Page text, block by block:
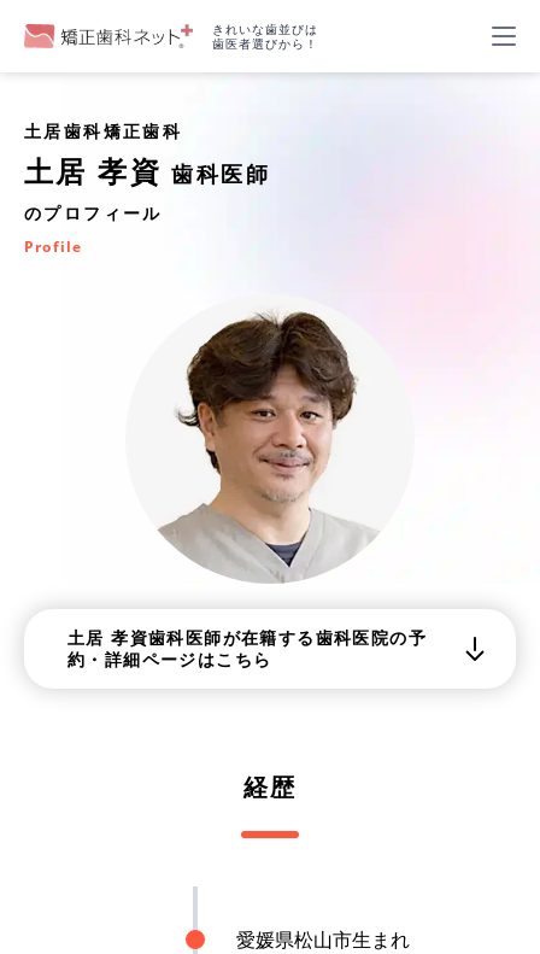
きれいな歯並びは
歯医者選びから！
土居歯科矯正歯科
土居 孝資歯科医師
のプロフィール
Profile
土居 孝資歯科医師が在籍する歯科医院の予
約・詳細ページはこちら
経歴
愛媛県松山市生まれ